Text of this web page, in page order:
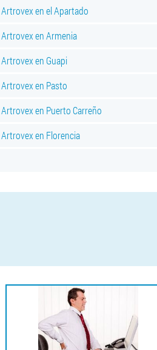
Artrovex en el Apartado
Artrovex en Armenia
Artrovex en Guapi
Artrovex en Pasto
Artrovex en Puerto Carreño
Artrovex en Florencia